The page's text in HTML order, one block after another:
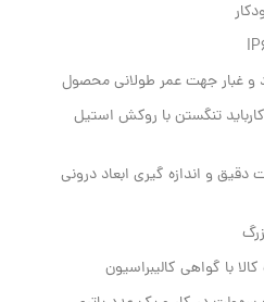
و غبار جهت عمر طولانی محصول
تنگستن با روکش استیل
و اندازه گیری ابعاد درونی
با گواهی کالیبراسیون